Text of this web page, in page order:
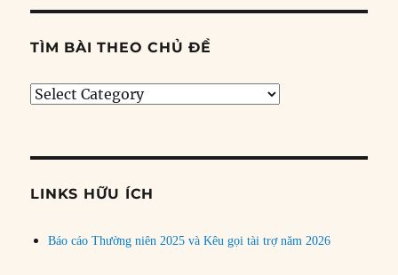
TÌM BÀI THEO CHỦ ĐỀ
Tìm
đề
LINKS HỮU ÍCH
Báo cáo Thường niên 2025 và Kêu gọi tài trợ năm 2026